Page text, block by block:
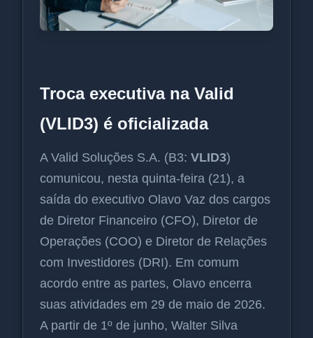
Troca executiva na Valid
(VLID3) é oficializada
A Valid Soluções S.A. (B3: VLID3)
comunicou, nesta quinta-feira (21), a
saída do executivo Olavo Vaz dos cargos
de Diretor Financeiro (CFO), Diretor de
Operações (COO) e Diretor de Relações
com Investidores (DRI). Em comum
acordo entre as partes, Olavo encerra
suas atividades em 29 de maio de 2026.
A partir de 1º de junho, Walter Silva